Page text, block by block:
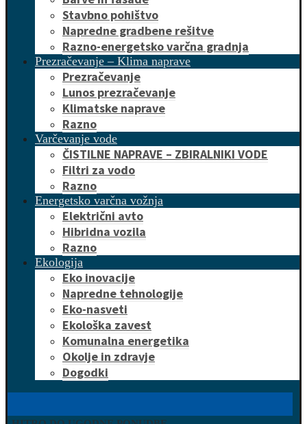
Stavbno pohištvo
Napredne gradbene rešitve
Razno-energetsko varčna gradnja
Prezračevanje – Klima naprave
Prezračevanje
Lunos prezračevanje
Klimatske naprave
Razno
Varčevanje vode
ČISTILNE NAPRAVE – ZBIRALNIKI VODE
Filtri za vodo
Razno
Energetsko varčna vožnja
Električni avto
Hibridna vozila
Razno
Ekologija
Eko inovacije
Napredne tehnologije
Eko-nasveti
Ekološka zavest
Komunalna energetika
Okolje in zdravje
Dogodki